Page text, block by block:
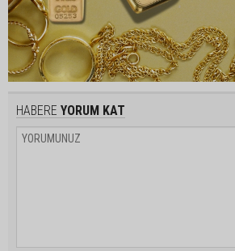
HABERE YORUM KAT